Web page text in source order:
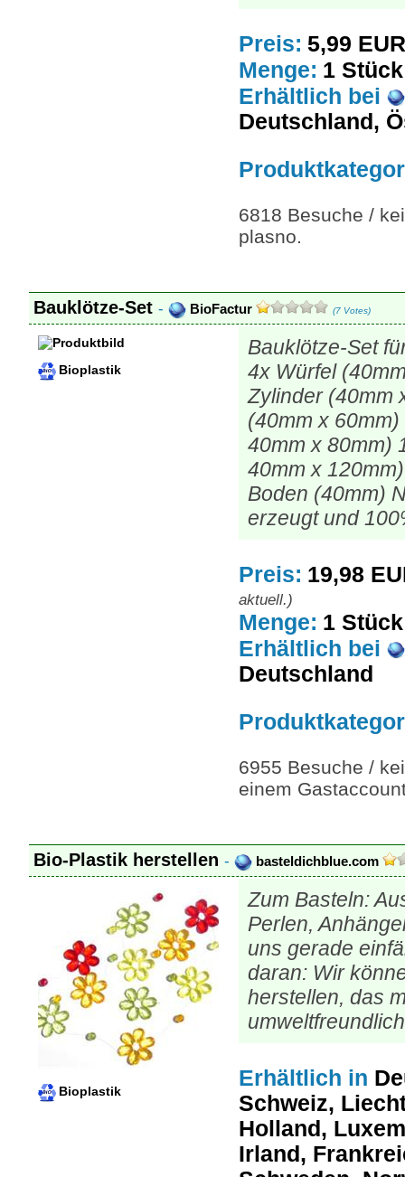
Preis: 5,99
Menge: 1 Stück
Erhältlich bei
Deutschland,
6818 Besuche /
plasno.
Bauklötze-Set - BioFactur (7 Votes)
Bioplastik
Bauklötze-Set
4x Würfel
Zylinder (40mm
(40mm x
40mm x 80mm)
40mm x
Boden (40mm)
erzeugt und
Preis: 19,98
aktuell.)
Menge: 1 Stück
Erhältlich bei
Deutschland
6955 Besuche /
einem
Bio-Plastik herstellen - basteldichblue.com
Bioplastik
Zum Basteln:
Perlen,
uns gerade
daran: Wir
herstellen, das
Erhältlich in
Schweiz,
Holland,
Irland,